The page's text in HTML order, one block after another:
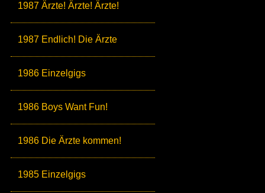
1987 Ärzte! Ärzte! Ärzte!
1987 Endlich! Die Ärzte
1986 Einzelgigs
1986 Boys Want Fun!
1986 Die Ärzte kommen!
1985 Einzelgigs